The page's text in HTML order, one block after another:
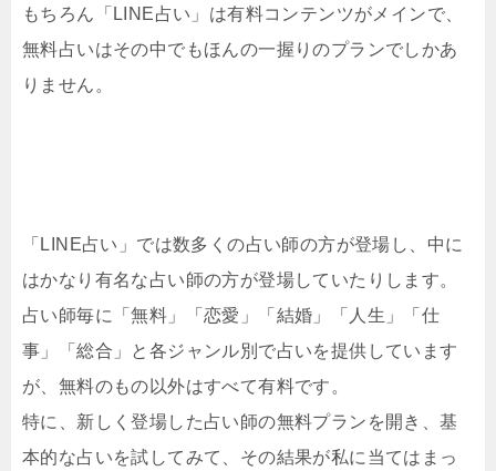
もちろん「LINE占い」は有料コンテンツがメインで、
無料占いはその中でもほんの一握りのプランでしかあ
りません。
「LINE占い」では数多くの占い師の方が登場し、中に
はかなり有名な占い師の方が登場していたりします。
占い師毎に「無料」「恋愛」「結婚」「人生」「仕
事」「総合」と各ジャンル別で占いを提供しています
が、無料のもの以外はすべて有料です。
特に、新しく登場した占い師の無料プランを開き、基
本的な占いを試してみて、その結果が私に当てはまっ